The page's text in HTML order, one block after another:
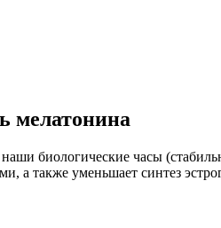
мелатонина
биологические часы
а также уменьшает синтез